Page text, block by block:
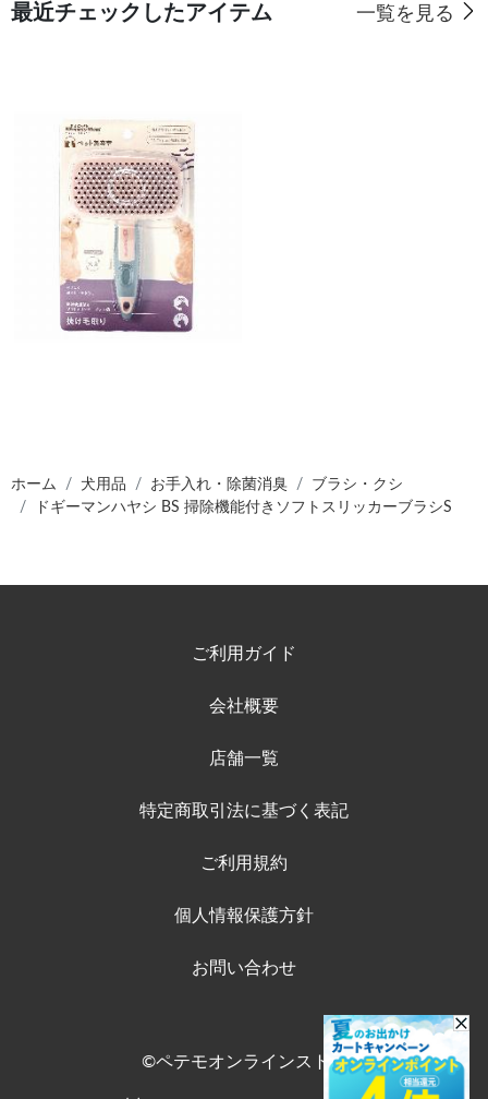
最近チェックしたアイテム 一覧を見る
ホーム 犬用品 お手入れ・除菌消臭
ブラシ・クシ
ドギーマンハヤシ BS 掃除機能付きソフトスリッカーブラシS
ご利用ガイド
会社概要
店舗一覧
特定商取引法に基づく表記
ご利用規約
個人情報保護方針
お問い合わせ
©ペテモオンラインストア